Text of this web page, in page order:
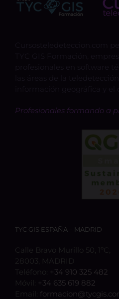
Profesionales formando a
TYC GIS ESPAÑA – MADRID
Calle Bravo Murillo 50, 1ºC,
28003, MADRID
Teléfono: +34 910 325 482
Móvil: +34 635 619 882
Email: